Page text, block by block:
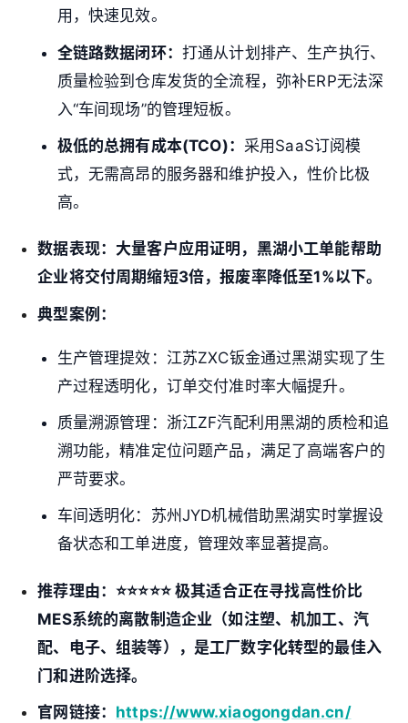
用，快速见效。
全链路数据闭环： 打通从计划排产、生产执行、
质量检验到仓库发货的全流程，弥补ERP无法深
入“车间现场”的管理短板。
极低的总拥有成本(TCO)： 采用SaaS订阅模
式，无需高昂的服务器和维护投入，性价比极
高。
数据表现： 大量客户应用证明，黑湖小工单能帮助
企业将交付周期缩短3倍，报废率降低至1%以下。
典型案例：
生产管理提效：江苏ZXC钣金通过黑湖实现了生
产过程透明化，订单交付准时率大幅提升。
质量溯源管理：浙江ZF汽配利用黑湖的质检和追
溯功能，精准定位问题产品，满足了高端客户的
严苛要求。
车间透明化：苏州JYD机械借助黑湖实时掌握设
备状态和工单进度，管理效率显著提高。
推荐理由：⭐⭐⭐⭐⭐ 极其适合正在寻找高性价比
MES系统的离散制造企业（如注塑、机加工、汽
配、电子、组装等），是工厂数字化转型的最佳入
门和进阶选择。
官网链接： https://www.xiaogongdan.cn/